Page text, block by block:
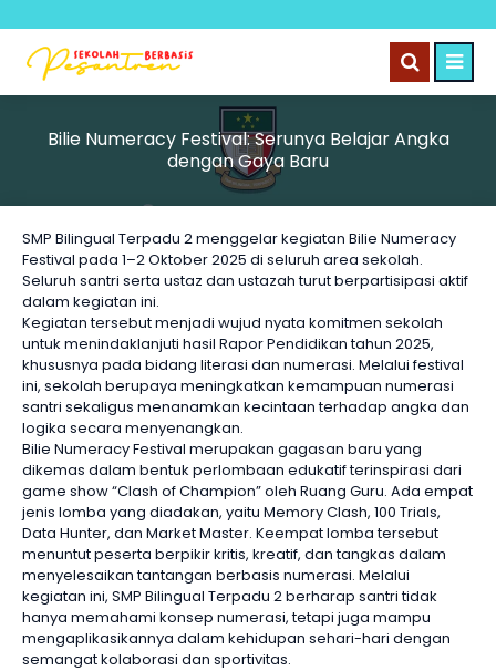
Bilie Numeracy Festival: Serunya Belajar Angka
dengan Gaya Baru
SMP Bilingual Terpadu 2 menggelar kegiatan Bilie Numeracy
Festival pada 1–2 Oktober 2025 di seluruh area sekolah.
Seluruh santri serta ustaz dan ustazah turut berpartisipasi aktif
dalam kegiatan ini.
Kegiatan tersebut menjadi wujud nyata komitmen sekolah
untuk menindaklanjuti hasil Rapor Pendidikan tahun 2025,
khususnya pada bidang literasi dan numerasi. Melalui festival
ini, sekolah berupaya meningkatkan kemampuan numerasi
santri sekaligus menanamkan kecintaan terhadap angka dan
logika secara menyenangkan.
Bilie Numeracy Festival merupakan gagasan baru yang
dikemas dalam bentuk perlombaan edukatif terinspirasi dari
game show “Clash of Champion” oleh Ruang Guru. Ada empat
jenis lomba yang diadakan, yaitu Memory Clash, 100 Trials,
Data Hunter, dan Market Master. Keempat lomba tersebut
menuntut peserta berpikir kritis, kreatif, dan tangkas dalam
menyelesaikan tantangan berbasis numerasi. Melalui
kegiatan ini, SMP Bilingual Terpadu 2 berharap santri tidak
hanya memahami konsep numerasi, tetapi juga mampu
mengaplikasikannya dalam kehidupan sehari-hari dengan
semangat kolaborasi dan sportivitas.